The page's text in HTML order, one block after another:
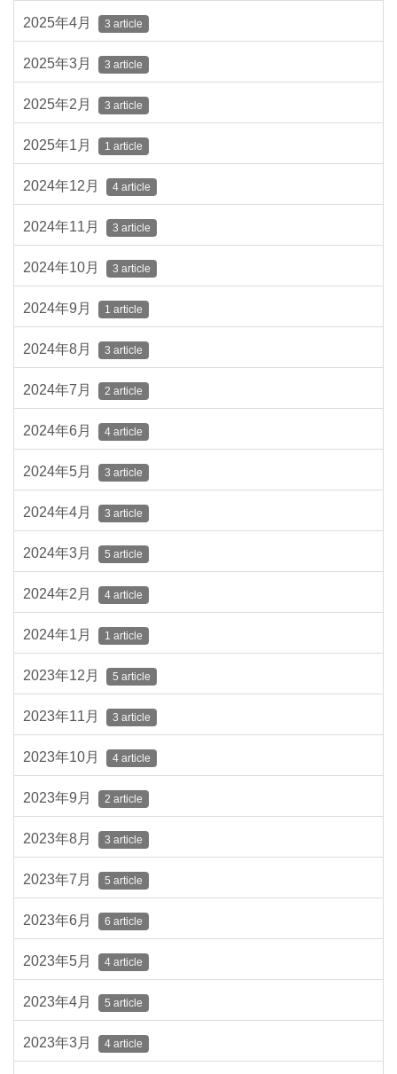
2025年4月 3 article
2025年3月 3 article
2025年2月 3 article
2025年1月 1 article
2024年12月 4 article
2024年11月 3 article
2024年10月 3 article
2024年9月 1 article
2024年8月 3 article
2024年7月 2 article
2024年6月 4 article
2024年5月 3 article
2024年4月 3 article
2024年3月 5 article
2024年2月 4 article
2024年1月 1 article
2023年12月 5 article
2023年11月 3 article
2023年10月 4 article
2023年9月 2 article
2023年8月 3 article
2023年7月 5 article
2023年6月 6 article
2023年5月 4 article
2023年4月 5 article
2023年3月 4 article